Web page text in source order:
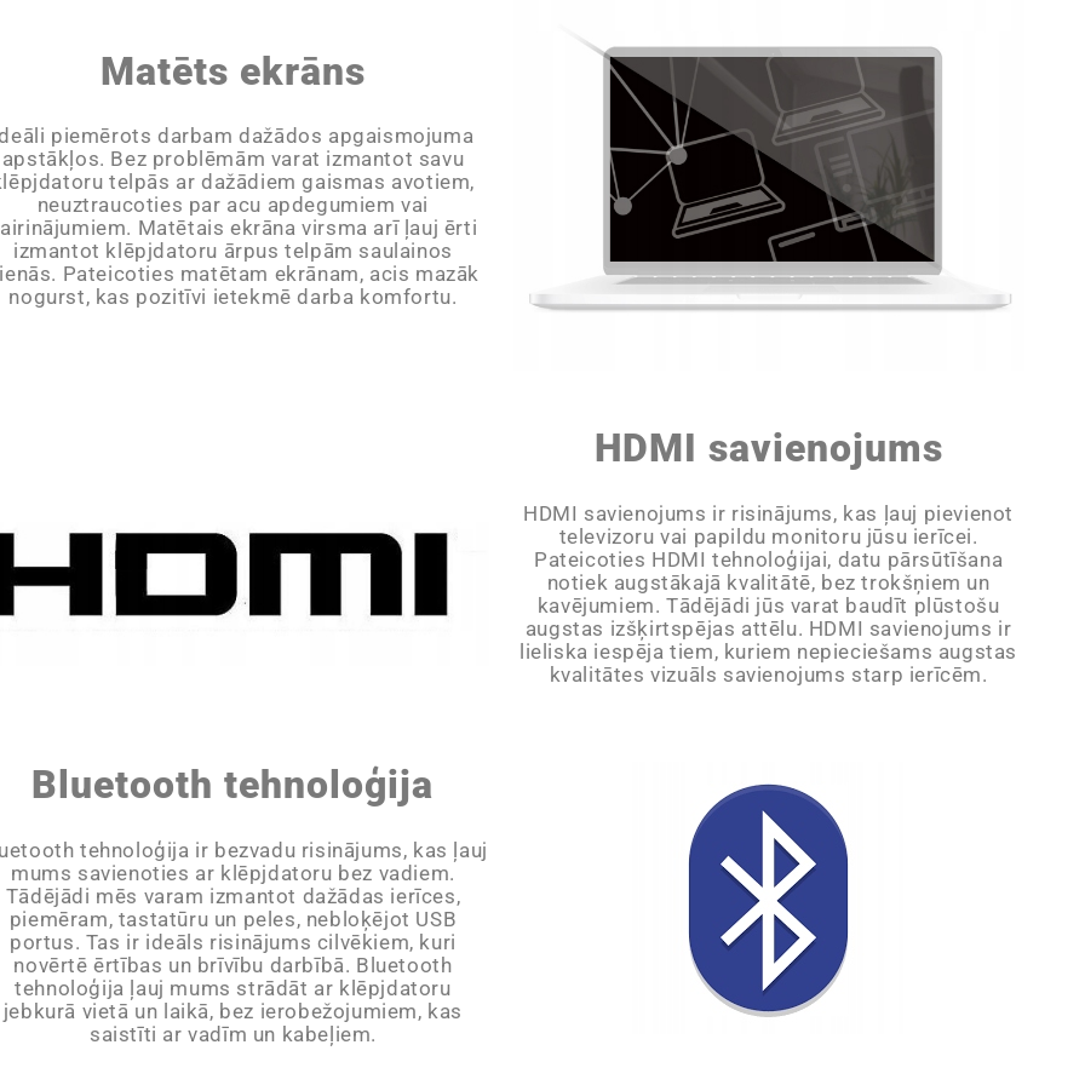
Matēts ekrāns
piemērots darbam dažādos apgaismojuma
apstākļos. Bez problēmām varat izmantot savu
telpās ar dažādiem gaismas avotiem,
neuztraucoties par acu apdegumiem vai
Matētais ekrāna virsma arī ļauj ērti
izmantot klēpjdatoru ārpus telpām saulainos
Pateicoties matētam ekrānam, acis mazāk
nogurst, kas pozitīvi ietekmē darba komfortu.
HDMI savienojums
HDMI savienojums ir risinājums, kas ļauj pievienot
televizoru vai papildu monitoru jūsu ierīcei.
Pateicoties HDMI tehnoloģijai, datu pārsūtīšana
notiek augstākajā kvalitātē, bez trokšņiem un
kavējumiem. Tādējādi jūs varat baudīt plūstošu
augstas izšķirtspējas attēlu. HDMI savienojums ir
lieliska iespēja tiem, kuriem nepieciešams augstas
kvalitātes vizuāls savienojums starp ierīcēm.
Bluetooth tehnoloģija
tehnoloģija ir bezvadu risinājums, kas ļauj
mums savienoties ar klēpjdatoru bez vadiem.
Tādējādi mēs varam izmantot dažādas ierīces,
piemēram, tastatūru un peles, nebloķējot USB
portus. Tas ir ideāls risinājums cilvēkiem, kuri
novērtē ērtības un brīvību darbībā. Bluetooth
tehnoloģija ļauj mums strādāt ar klēpjdatoru
jebkurā vietā un laikā, bez ierobežojumiem, kas
saistīti ar vadīm un kabeļiem.